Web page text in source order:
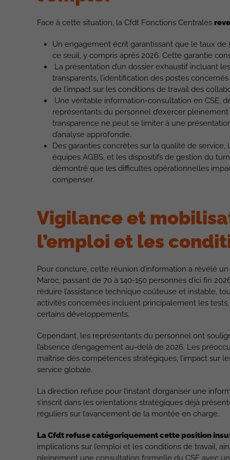
Face à cette situation, la Cfdt Fonctions Centrales
Un engagement écrit garantissant que le taux de
ce seuil, y compris après 2026. Cette garantie
La présentation d’un dossier exhaustif incluant
transparents, l’identification des postes
de l’impact sur les conditions de travail des
Une véritable information-consultation en CSE,
représentants du personnel d’exercer
transparence ne peut se limiter à une
d’analyse approfondie.
Des garanties concrètes sur la qualité de
équipes AGBS, et les dispositifs de gestion du
démontré que les difficultés opérationnelles
compenser.
Vigilance et
l’emploi et les
Pour conclure, cette réunion d’information a révélé
Maroc, passant de 70 à 140-150 personnes d’ici fin
réduire l’assistance technique coûteuse et instable,
activités concernées incluent principalement les
certains développements.
Cependant, les représentants du personnel ont
l’absence d’engagement au-delà de 2026. Les
maîtrise des compétences stratégiques, l’impact sur
service globale.
La direction refuse pour l’instant d’organiser une
s’inscrit dans les orientations stratégiques déjà
réguliers sur l’avancement de la montée en charge.
La Cfdt refuse catégoriquement cette position
implications sur l’emploi et les conditions de travail,
pleinement une consultation formelle du CSE avec